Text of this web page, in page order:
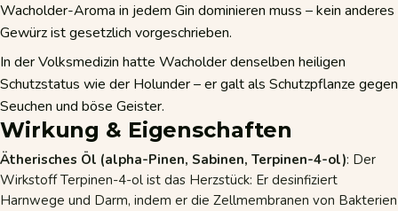
Wacholder-Aroma in jedem Gin dominieren muss – kein anderes
Gewürz ist gesetzlich vorgeschrieben.
In der Volksmedizin hatte Wacholder denselben heiligen
Schutzstatus wie der Holunder – er galt als Schutzpflanze gegen
Seuchen und böse Geister.
Wirkung & Eigenschaften
Ätherisches Öl (alpha-Pinen, Sabinen, Terpinen-4-ol): Der
Wirkstoff Terpinen-4-ol ist das Herzstück: Er desinfiziert
Harnwege und Darm, indem er die Zellmembranen von Bakterien